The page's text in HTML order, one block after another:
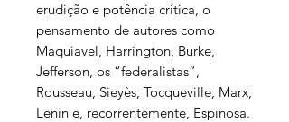
erudição e potência crítica, o
pensamento de autores como
Maquiavel, Harrington, Burke,
Jefferson, os “federalistas”,
Rousseau, Sieyès, Tocqueville, Marx,
Lenin e, recorrentemente, Espinosa.